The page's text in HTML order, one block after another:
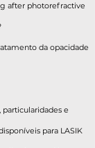
after photorefractive
da opacidade
e
para LASIK